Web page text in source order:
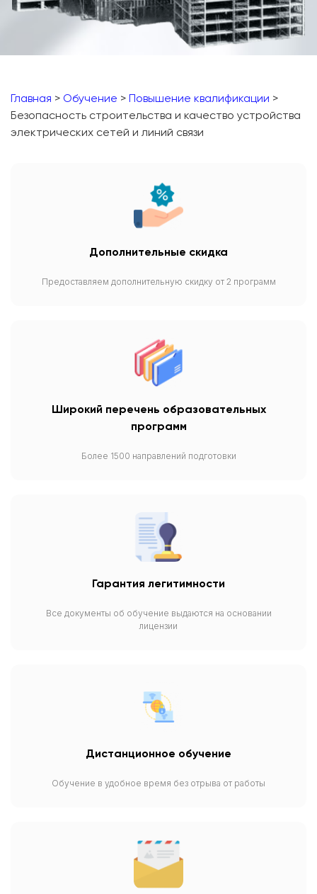
Главная > Обучение > Повышение квалификации >
Безопасность строительства и качество устройства
электрических сетей и линий связи
Дополнительные скидка
Предоставляем дополнительную скидку от 2 программ
Широкий перечень образовательных
программ
Более 1500 направлений подготовки
Гарантия легитимности
Все документы об обучение выдаются на основании
лицензии
Дистанционное обучение
Обучение в удобное время без отрыва от работы